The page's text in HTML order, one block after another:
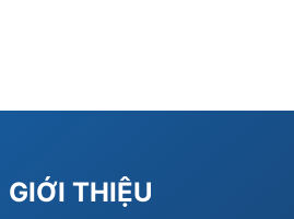
GIỚI THIỆU